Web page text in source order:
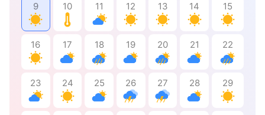
9 10 11 12 13 14 15
16 17 18 19 20 21 22
23 24 25 26 27 28 29